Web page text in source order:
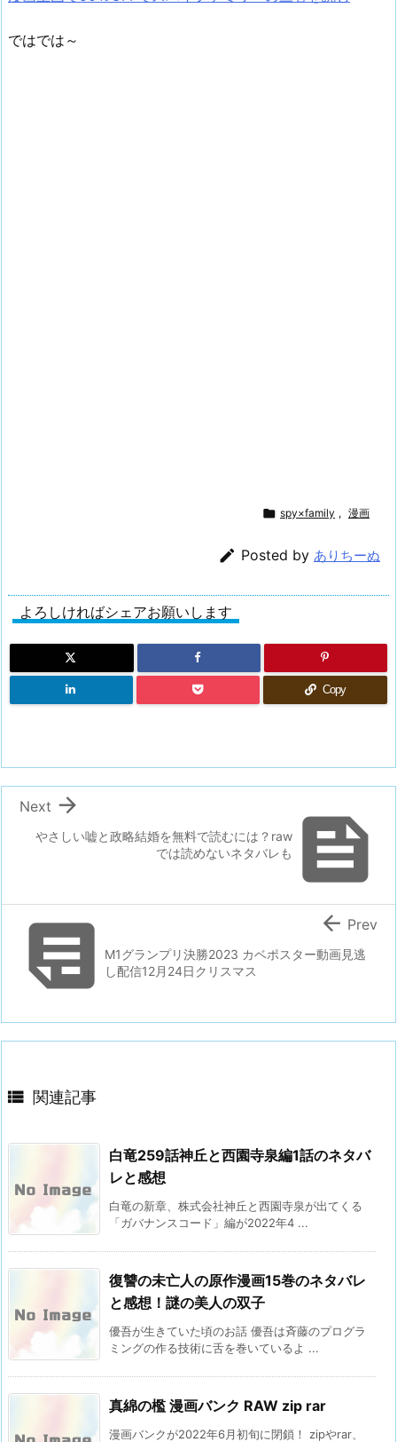
ではでは～
 spy×family , 漫画
 Posted by ありちーぬ
よろしければシェアお願いします
Copy

やさしい嘘と政略結婚を無料で読むには？raw
では読めないネタバレも

Next
M1グランプリ決勝2023 カベポスター動画見逃
し配信12月24日クリスマス
 Prev
 関連記事
白竜259話神丘と西園寺泉編1話のネタバ
レと感想
白竜の新章、株式会社神丘と西園寺泉が出てくる
「ガバナンスコード」編が2022年4 ...
復讐の未亡人の原作漫画15巻のネタバレ
と感想！謎の美人の双子
優吾が生きていた頃のお話 優吾は斉藤のプログラ
ミングの作る技術に舌を巻いているよ ...
真綿の檻 漫画バンク RAW zip rar
漫画バンクが2022年6月初旬に閉鎖！ zipやrar、